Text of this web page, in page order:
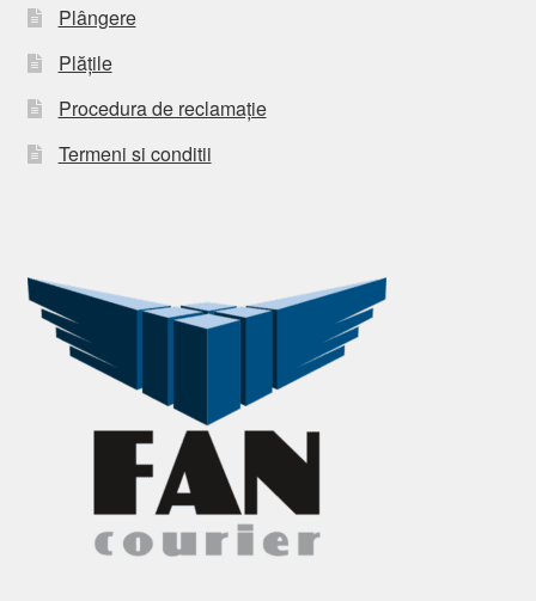
Plângere
Plățile
Procedura de reclamație
Termeni si conditii